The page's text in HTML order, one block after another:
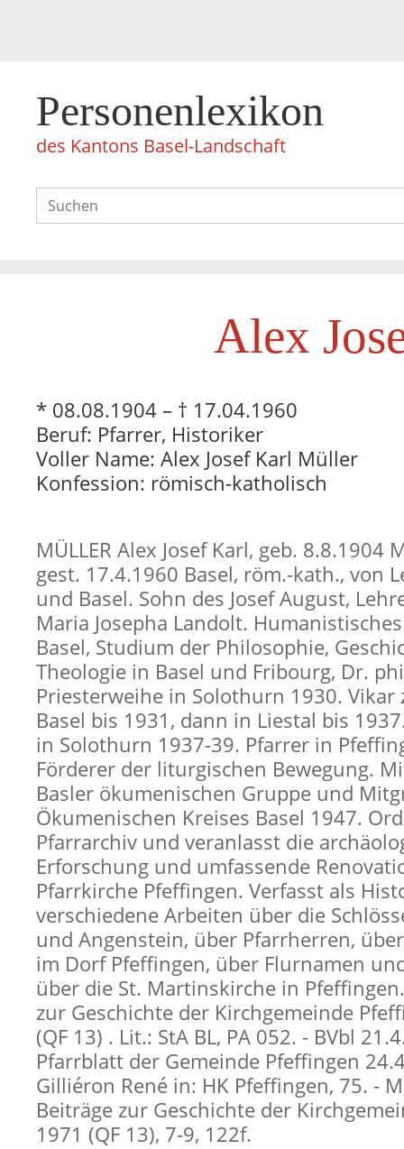
Personenlexikon
des Kantons Basel-Landschaft
Alex
* 08.08.1904 – † 17.04.1960
Beruf: Pfarrer, Historiker
Voller Name: Alex Josef Karl Müller
Konfession: römisch-katholisch
MÜLLER Alex Josef Karl, geb. 8.8.1904
gest. 17.4.1960 Basel, röm.-kath., von
und Basel. Sohn des Josef August,
Maria Josepha Landolt.
Basel, Studium der Philosophie,
Theologie in Basel und Fribourg, Dr.
Priesterweihe in Solothurn 1930. Vikar
Basel bis 1931, dann in Liestal bis
in Solothurn 1937-39. Pfarrer in
Förderer der liturgischen Bewegung.
Basler ökumenischen Gruppe und
Ökumenischen Kreises Basel 1947.
Pfarrarchiv und veranlasst die
Erforschung und umfassende
Pfarrkirche Pfeffingen. Verfasst als
verschiedene Arbeiten über die
und Angenstein, über Pfarrherren,
im Dorf Pfeffingen, über Flurnamen
über die St. Martinskirche in
zur Geschichte der Kirchgemeinde
(QF 13) . Lit.: StA BL, PA 052. - BVbl
Pfarrblatt der Gemeinde Pfeffingen
Gilliéron René in: HK Pfeffingen, 75. -
Beiträge zur Geschichte der
1971 (QF 13), 7-9, 122f.